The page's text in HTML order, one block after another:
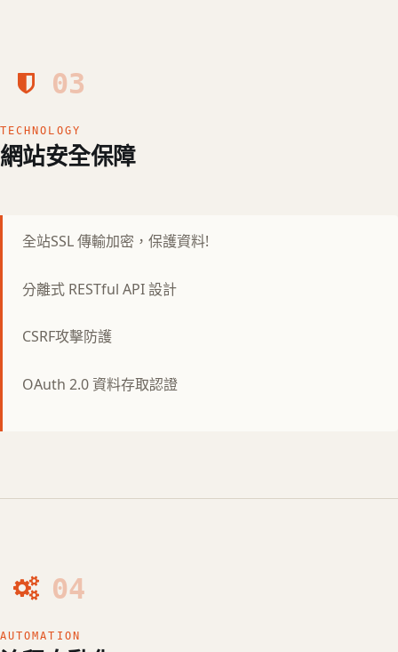
03
TECHNOLOGY
網站安全保障
全站SSL 傳輸加密，保護資料!
分離式 RESTful API 設計
CSRF攻擊防護
OAuth 2.0 資料存取認證
04
AUTOMATION